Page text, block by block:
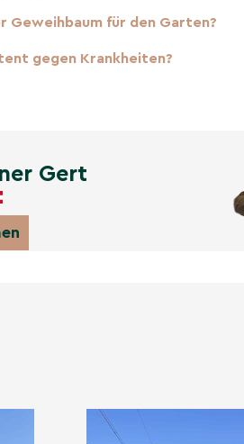
für den Garten?
gegen Krankheiten?
Gert